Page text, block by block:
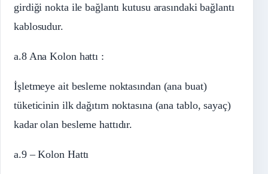
girdiği nokta ile bağlantı kutusu arasındaki bağlantı
kablosudur.
a.8 Ana Kolon hattı :
İşletmeye ait besleme noktasından (ana buat)
tüketicinin ilk dağıtım noktasına (ana tablo, sayaç)
kadar olan besleme hattıdır.
a.9 – Kolon Hattı